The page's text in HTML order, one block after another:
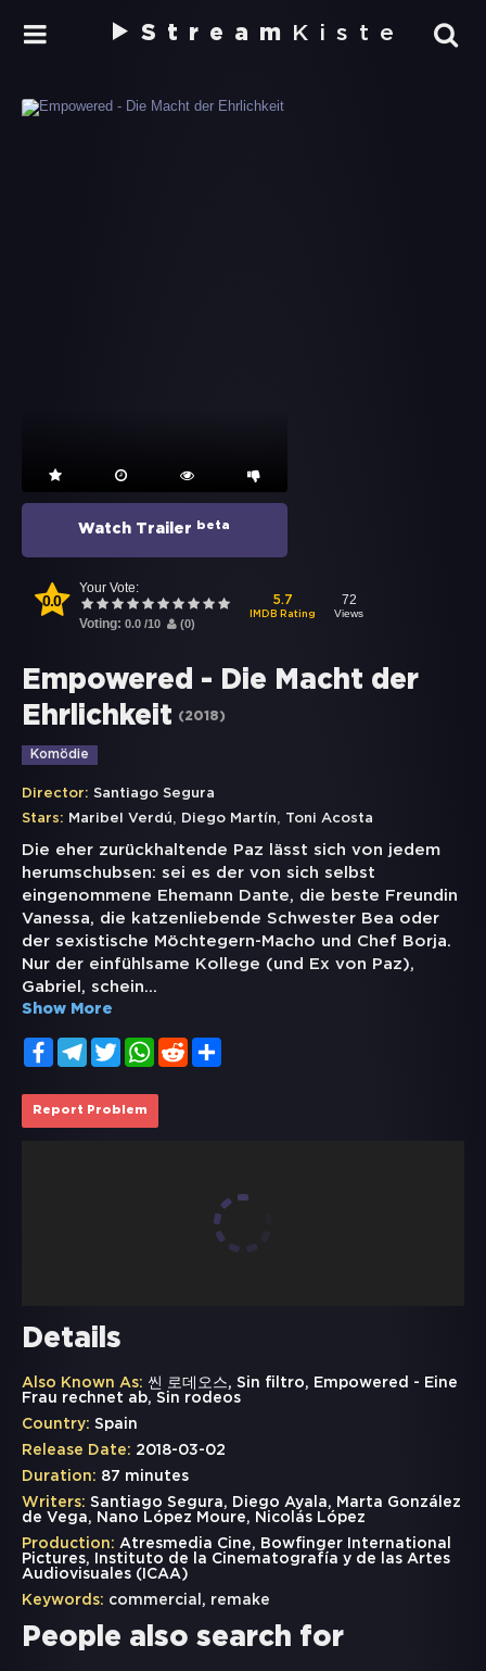
Stream Kiste
Watch Trailer beta
0.0
Your Vote:
Voting: 0.0 /10 (0)
5.7
IMDB Rating
72
Views
Empowered - Die Macht der
Ehrlichkeit
(2018)
Komödie
Director: Santiago Segura
Stars: Maribel Verdú, Diego Martín, Toni Acosta
Die eher zurückhaltende Paz lässt sich von jedem
herumschubsen: sei es der von sich selbst
eingenommene Ehemann Dante, die beste Freundin
Vanessa, die katzenliebende Schwester Bea oder
der sexistische Möchtegern-Macho und Chef Borja.
Nur der einfühlsame Kollege (und Ex von Paz),
Gabriel, schein...
Show More
FacebookTelegramTwitterWhatsApp
Reddit
Report Problem
Details
Also Known As: 씬 로데오스, Sin filtro, Empowered - Eine
Frau rechnet ab, Sin rodeos
Country: Spain
Release Date: 2018-03-02
Duration: 87 minutes
Writers: Santiago Segura, Diego Ayala, Marta González
de Vega, Nano López Moure, Nicolás López
Production: Atresmedia Cine, Bowfinger International
Pictures, Instituto de la Cinematografía y de las Artes
Audiovisuales (ICAA)
Keywords: commercial , remake
People also search for